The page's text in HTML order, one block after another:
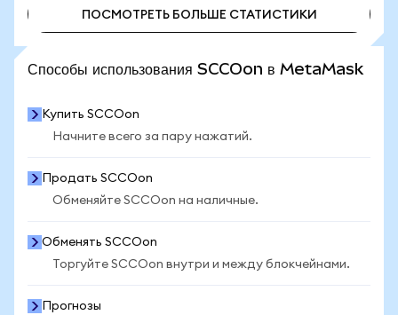
ПОСМОТРЕТЬ БОЛЬШЕ СТАТИСТИКИ
Способы использования SCCOon в MetaMask
Купить SCCOon
Начните всего за пару нажатий.
Продать SCCOon
Обменяйте SCCOon на наличные.
Обменять SCCOon
Торгуйте SCCOon внутри и между блокчейнами.
Прогнозы